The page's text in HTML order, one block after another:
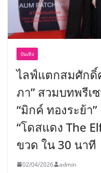
บันเทิง
ไลฟ์แตกสมศักดิ์
ภา” สวมบทพรีเ
“มิกค์ ทองระย้า
“โดสแดง The
ขวด ใน 30 นาที
02/04/2026 admin